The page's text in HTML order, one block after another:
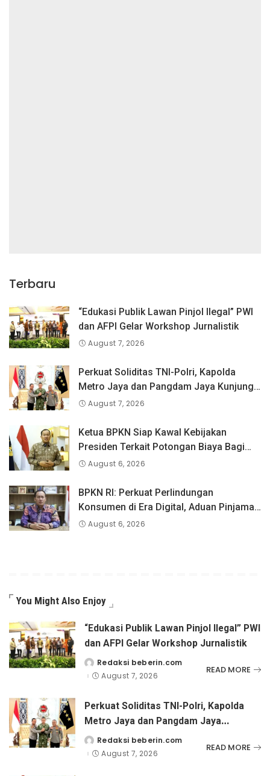
Terbaru
“Edukasi Publik Lawan Pinjol Ilegal” PWI
dan AFPI Gelar Workshop Jurnalistik
August 7, 2026
Perkuat Soliditas TNI-Polri, Kapolda
Metro Jaya dan Pangdam Jaya Kunjungi
Dankorps Brimob Polri
August 7, 2026
Ketua BPKN Siap Kawal Kebijakan
Presiden Terkait Potongan Biaya Bagi
Penyandang Disabilitas
August 6, 2026
BPKN RI: Perkuat Perlindungan
Konsumen di Era Digital, Aduan Pinjaman
Online Masih Menjadi Perhatian Serius
August 6, 2026
You Might Also Enjoy
“Edukasi Publik Lawan Pinjol Ilegal” PWI
dan AFPI Gelar Workshop Jurnalistik
Posted
by
Redaksi beberin.com
August 7, 2026
READ MORE
Perkuat Soliditas TNI-Polri, Kapolda
Metro Jaya dan Pangdam Jaya
Kunjungi Dankorps Brimob Polri
Posted
by
Redaksi beberin.com
August 7, 2026
READ MORE